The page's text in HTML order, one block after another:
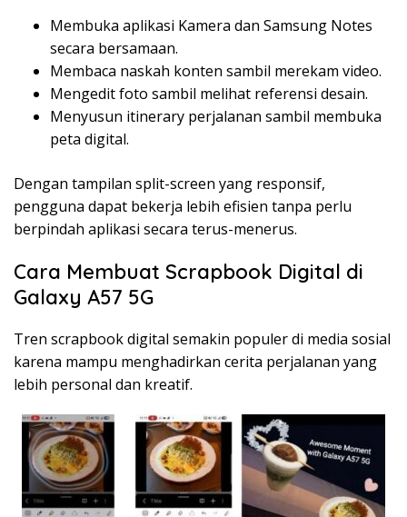
Membuka aplikasi Kamera dan Samsung Notes
secara bersamaan.
Membaca naskah konten sambil merekam video.
Mengedit foto sambil melihat referensi desain.
Menyusun itinerary perjalanan sambil membuka
peta digital.
Dengan tampilan split-screen yang responsif,
pengguna dapat bekerja lebih efisien tanpa perlu
berpindah aplikasi secara terus-menerus.
Cara Membuat Scrapbook Digital di
Galaxy A57 5G
Tren scrapbook digital semakin populer di media sosial
karena mampu menghadirkan cerita perjalanan yang
lebih personal dan kreatif.